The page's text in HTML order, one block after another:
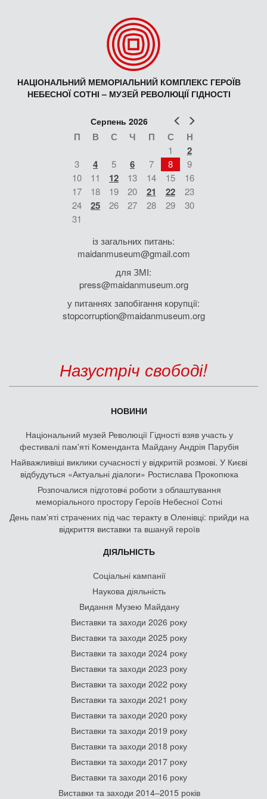
НАЦІОНАЛЬНИЙ МЕМОРІАЛЬНИЙ КОМПЛЕКС ГЕРОЇВ
НЕБЕСНОЇ СОТНІ – МУЗЕЙ РЕВОЛЮЦІЇ ГІДНОСТІ
Попер
Серпень 2026
П В С Ч П С Н
1 2
3 4 5 6 7 8
9
10
11 12 13 14 15
16
17
18 19 20 21 22
23
24
25 26 27 28 29
30
31
із загальних питань:
maidanmuseum@gmail.com
для ЗМІ:
press@maidanmuseum.org
у питаннях запобігання корупції:
stopcorruption@maidanmuseum.org
Назустріч свободі!
НОВИНИ
Національний музей Революції Гідності взяв участь у
фестивалі пам'яті Коменданта Майдану Андрія Парубія
Найважливіші виклики сучасності у відкритій розмові. У Києві
відбудуться «Актуальні діалоги» Ростислава Прокопюка
Розпочалися підготовчі роботи з облаштування
меморіального простору Героїв Небесної Сотні
День памʼяті страчених під час теракту в Оленівці: прийди на
відкриття виставки та вшануй героїв
ДІЯЛЬНІСТЬ
Соціальні кампанії
Наукова діяльність
Видання Музею Майдану
Виставки та заходи 2026 року
Виставки та заходи 2025 року
Виставки та заходи 2024 року
Виставки та заходи 2023 року
Виставки та заходи 2022 року
Виставки та заходи 2021 року
Виставки та заходи 2020 року
Виставки та заходи 2019 року
Виставки та заходи 2018 року
Виставки та заходи 2017 року
Виставки та заходи 2016 року
Виставки та заходи 2014–2015 років